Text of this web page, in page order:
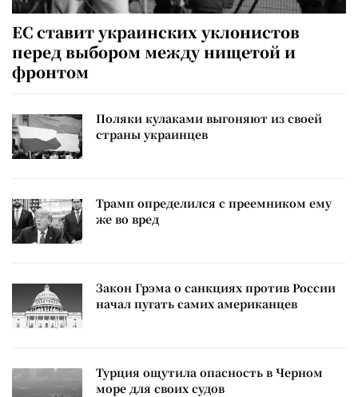
ЕС ставит украинских уклонистов
перед выбором между нищетой и
фронтом
Поляки кулаками выгоняют из своей
страны украинцев
Трамп определился с преемником ему
же во вред
Закон Грэма о санкциях против России
начал пугать самих американцев
Турция ощутила опасность в Черном
море для своих судов